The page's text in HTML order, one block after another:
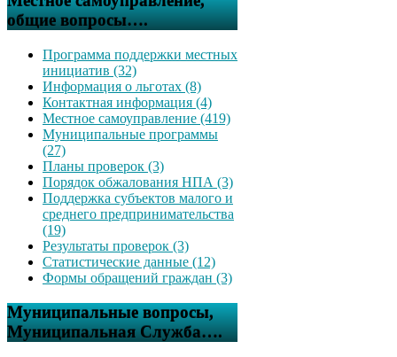
общие вопросы….
Программа поддержки местных
инициатив (32)
Информация о льготах (8)
Контактная информация (4)
Местное самоуправление (419)
Муниципальные программы
(27)
Планы проверок (3)
Порядок обжалования НПА (3)
Поддержка субъектов малого и
среднего предпринимательства
(19)
Результаты проверок (3)
Статистические данные (12)
Формы обращений граждан (3)
Муниципальные вопросы,
Муниципальная Служба….